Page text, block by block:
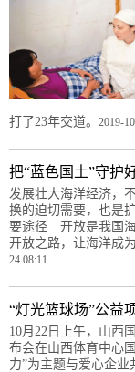
打了23年交道。 2019-
把“蓝色国土”守护
发展壮大海洋经济，
换的迫切需要，也是
要途径 开放是我国
开放之路，让海洋成
24 08:11
“灯光篮球场”公益
10月22日上午，山西
布会在山西体育中心
力”为主题与爱心企业